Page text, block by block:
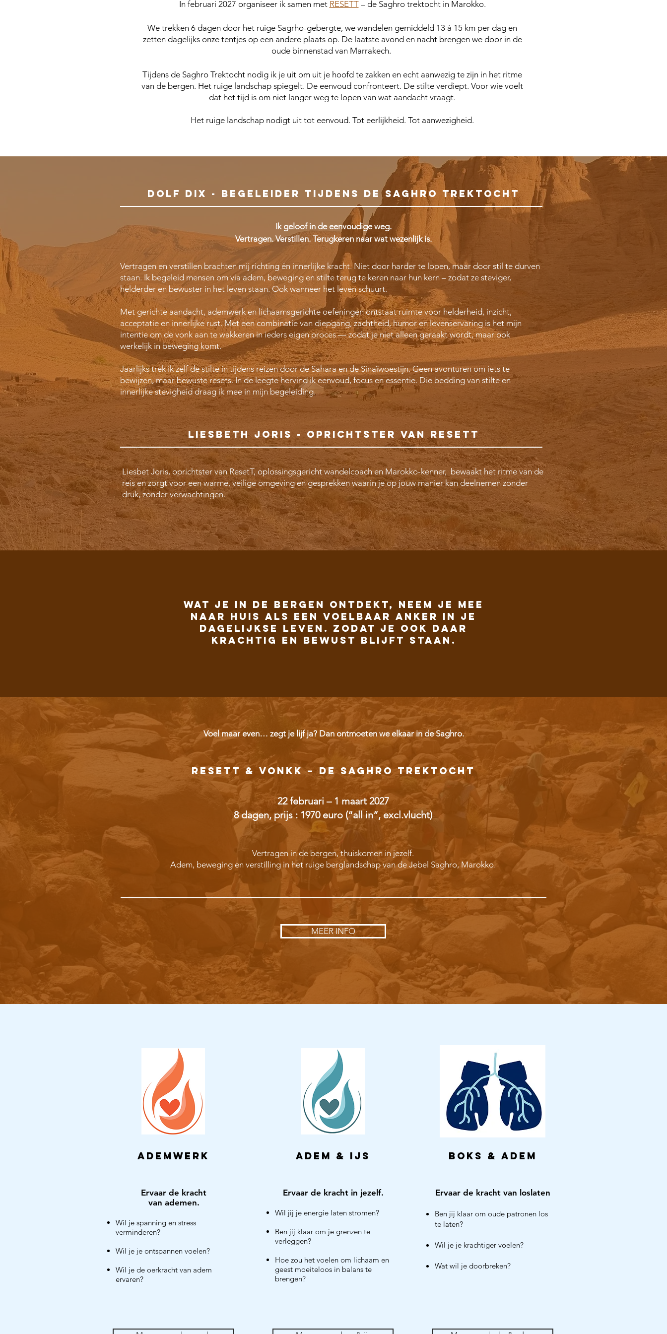
In februari 2027 organiseer ik samen met RESETT– de Saghro trektocht in Marokko.
We trekken 6 dagen door het ruige Sagrho-gebergte, we wandelen gemiddeld 13 à 15 km per dag en
zetten dagelijks onze tentjes op een andere plaats op. De laatste avond en nacht brengen we door in de
oude binnenstad van Marrakech.
Tijdens de Saghro Trektocht nodig ik je uit om uit je hoofd te zakken en echt aanwezig te zijn in het ritme
van de bergen. Het ruige landschap spiegelt. De eenvoud confronteert. De stilte verdiept. Voor wie voelt
dat het tijd is om niet langer weg te lopen van wat aandacht vraagt.
Het ruige landschap nodigt uit tot eenvoud. Tot eerlijkheid. Tot aanwezigheid.
dOLF dIX - BEGELEIDER TIJDENS DE SAGHRO TREKTOCHT
Ik geloof in de eenvoudige weg.
Vertragen. Verstillen. Terugkeren naar wat wezenlijk is.
Vertragen en verstillen brachten mij richting én innerlijke kracht. Niet door harder te lopen, maar door stil te durven
staan. Ik begeleid mensen om via adem, beweging en stilte terug te keren naar hun kern – zodat ze steviger,
helderder en bewuster in het leven staan. Ook wanneer het leven schuurt.
Met gerichte aandacht, ademwerk en lichaamsgerichte oefeningen ontstaat ruimte voor helderheid, inzicht,
acceptatie en innerlijke rust. Met een combinatie van diepgang, zachtheid, humor en levenservaring is het mijn
intentie om de vonk aan te wakkeren in ieders eigen proces — zodat je niet alleen geraakt wordt, maar ook
werkelijk in beweging komt.
Jaarlijks trek ik zelf de stilte in tijdens reizen door de Sahara en de Sinaïwoestijn. Geen avonturen om iets te
bewijzen, maar bewuste resets. In de leegte hervind ik eenvoud, focus en essentie. Die bedding van stilte en
innerlijke stevigheid draag ik mee in mijn begeleiding.
liesbeth joris - oprichtster van resett
Liesbet Joris, oprichtster van ResetT, oplossingsgericht wandelcoach en Marokko-kenner, bewaakt het ritme van de
reis en zorgt voor een warme, veilige omgeving en gesprekken waarin je op jouw manier kan deelnemen zonder
druk, zonder verwachtingen.
Wat je in de bergen ontdekt, neem je mee
naar huis als een voelbaar anker in je
dagelijkse leven. Zodat je ook daar
krachtig en bewust blijft staan.
Voel maar even… zegt je lijf ja? Dan ontmoeten we elkaar in de Saghro.
RESETT & VONKK – De Saghro Trektocht
22 februari – 1 maart 2027
8 dagen, prijs : 1970 euro (“all in”, excl.vlucht)
Vertragen in de bergen, thuiskomen in jezelf.
Adem, beweging en verstilling in het ruige berglandschap van de Jebel Saghro, Marokko.
MEER INFO
ademwerk
Ervaar de kracht
van ademen.
Wil je spanning en stress
verminderen?
Wil je je ontspannen voelen?
Wil je de oerkracht van adem
ervaren?
adem & ijs
Ervaar de kracht in jezelf.
Wil jij je energie laten stromen?
Ben jij klaar om je grenzen te
verleggen?
Hoe zou het voelen om lichaam en
geest moeiteloos in balans te
brengen?
boks & adem
Ervaar de kracht van loslaten
Ben jij klaar om oude patronen los
te laten?
Wil je je krachtiger voelen?
Wat wil je doorbreken?